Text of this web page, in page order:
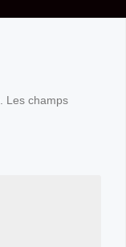
Les champs